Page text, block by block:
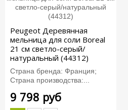
Peugeot Деревянная
мельница для соли Boreal
21 см светло-серый/
натуральный (44312)
Страна бренда: Франция;
Страна производства:...
9 798 руб